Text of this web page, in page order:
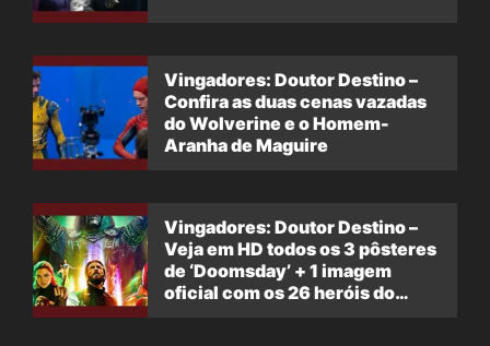
Vingadores: Doutor Destino –
Confira as duas cenas vazadas
do Wolverine e o Homem-
Aranha de Maguire
Vingadores: Doutor Destino –
Veja em HD todos os 3 pôsteres
de ‘Doomsday’ + 1 imagem
oficial com os 26 heróis do